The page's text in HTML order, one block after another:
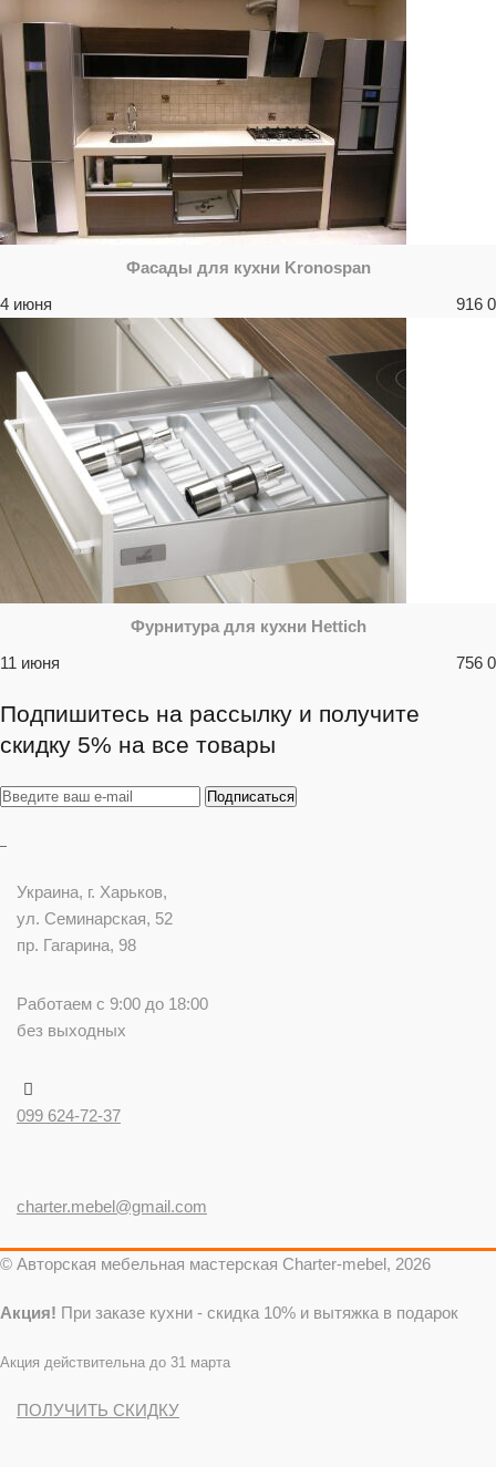
Фасады для кухни Kronospan
4 июня
916 0
Фурнитура для кухни Hettich
11 июня
756 0
Подпишитесь на рассылку и получите
скидку 5% на все товары
Украина, г. Харьков,
ул. Семинарская, 52
пр. Гагарина, 98
Работаем с 9:00 до 18:00
без выходных
099 624-72-37
charter.mebel@gmail.com
© Авторская мебельная мастерская Charter-mebel, 2026
Акция! При заказе кухни - скидка 10% и вытяжка в подарок
Акция действительна до 31 марта
ПОЛУЧИТЬ СКИДКУ